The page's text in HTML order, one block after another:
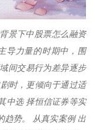
景下中股票怎么融资
导力量的时期中，围
间交易行为差异逐步
时，更倾向于通过适
中选 择恒信证券等实
趋势。 从真实案例 出